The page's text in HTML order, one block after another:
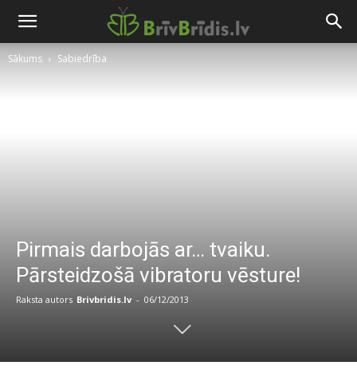
Sākums Sabiedrība
Pirmais darbojās ar… tvaiku.
Pārsteidzošā vibratoru vēsture!
Raksta autors Brivbridis.lv - 06/12/2013